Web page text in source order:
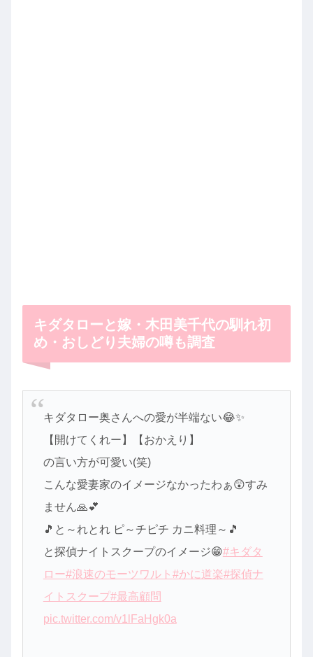
キダタローと嫁・木田美千代の馴れ初
め・おしどり夫婦の噂も調査
キダタロー奥さんへの愛が半端ない😂✨
【開けてくれー】【おかえり】
の言い方が可愛い(笑)
こんな愛妻家のイメージなかったわぁ😲すみ
ません🙏💕
🎵と～れとれ ピ～チピチ カニ料理～🎵
と探偵ナイトスクープのイメージ😁#キダタ
ロー#浪速のモーツワルト #かに道楽#探偵ナ
イトスクープ#最高顧問
pic.twitter.com/v1lFaHgk0a